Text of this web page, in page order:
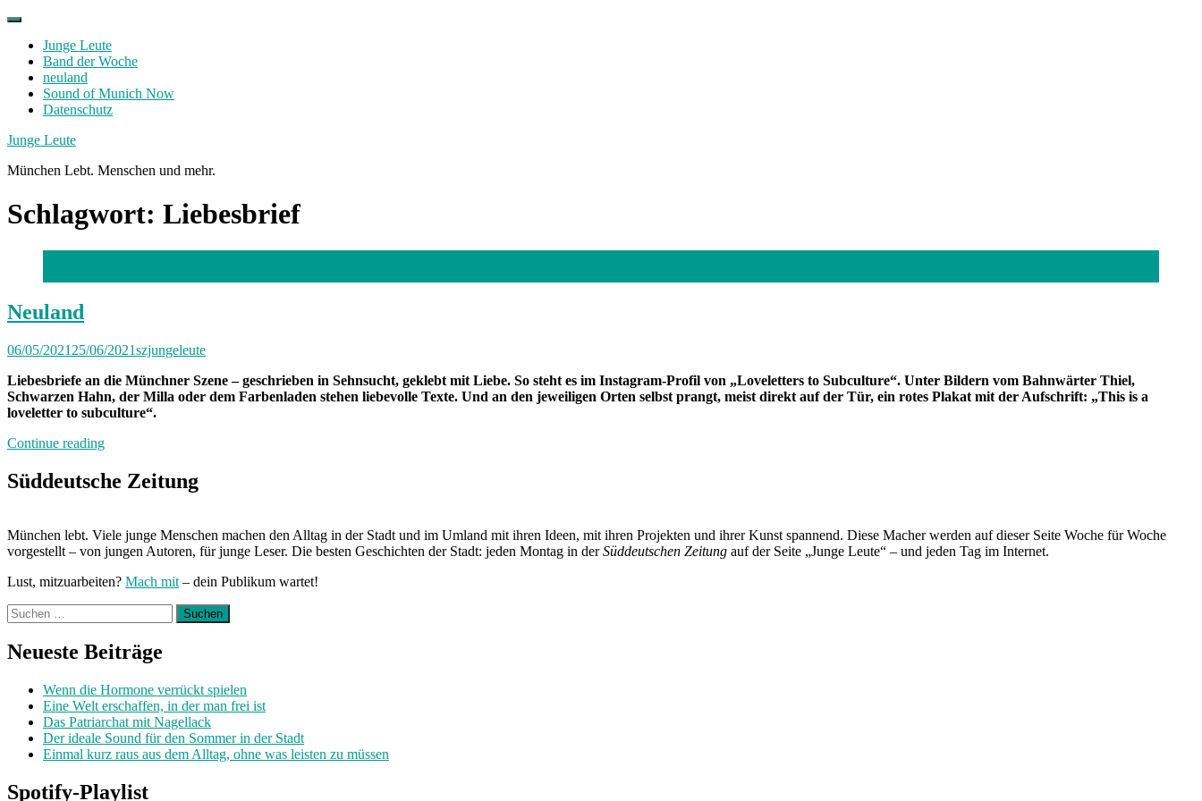
Skip
contentJunge Leute
Band der Woche
neuland
Sound of Munich Now
Datenschutz
Facebook
Twitter
Instagram
Junge Leute
München Lebt. Menschen und mehr.
Schlagwort: Liebesbrief
Neuland
06/05/2021 25/06/2021szjungeleute
Liebesbriefe an die Münchner Szene – geschrieben in Sehnsucht, geklebt mit Liebe. So steht es im Instagram-Profil von „Loveletters to Subculture“. Unter Bildern vom Bahnwärter Thiel,
Schwarzen Hahn, der Milla oder dem Farbenladen stehen liebevolle Texte. Und an den jeweiligen Orten selbst prangt, meist direkt auf der Tür, ein rotes Plakat mit der Aufschrift: „This is a
loveletter to subculture“.
Continue reading„Neuland“
Süddeutsche Zeitung
München lebt. Viele junge Menschen machen den Alltag in der Stadt und im Umland mit ihren Ideen, mit ihren Projekten und ihrer Kunst spannend. Diese Macher werden auf dieser Seite Woche für Woche
vorgestellt – von jungen Autoren, für junge Leser. Die besten Geschichten der Stadt: jeden Montag in derSüddeutschen Zeitung auf der Seite „Junge Leute“ – und jeden Tag im Internet.
Lust, mitzuarbeiten? Mach mit – dein Publikum wartet!
Suchen
nach:
Neueste Beiträge
Wenn die Hormone verrückt spielen
Eine Welt erschaffen, in der man frei ist
Das Patriarchat mit Nagellack
Der ideale Sound für den Sommer in der Stadt
Einmal kurz raus aus dem Alltag, ohne was leisten zu müssen
Spotify-Playlist